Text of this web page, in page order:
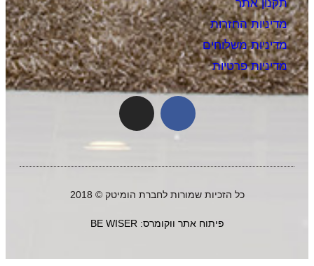
תקנון אתר
מדיניות החזרות
מדיניות משלוחים
מדיניות פרטיות
כל הזכיות שמורות לחברת הומיטק © 2018
פיתוח אתר ווקומרס: BE WISER